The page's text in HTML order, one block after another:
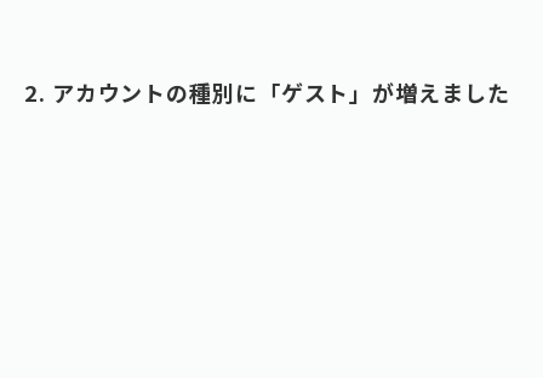
2. アカウントの種別に「ゲスト」が増えました